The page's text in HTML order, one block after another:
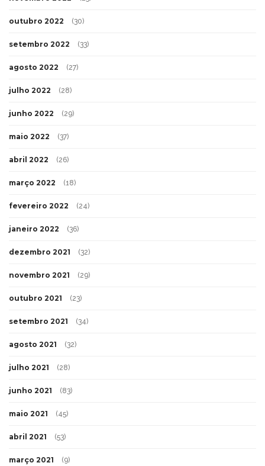
outubro 2022 (30)
setembro 2022 (33)
agosto 2022 (27)
julho 2022 (28)
junho 2022 (29)
maio 2022 (37)
abril 2022 (26)
março 2022 (18)
fevereiro 2022 (24)
janeiro 2022 (36)
dezembro 2021 (32)
novembro 2021 (29)
outubro 2021 (23)
setembro 2021 (34)
agosto 2021 (32)
julho 2021 (28)
junho 2021 (83)
maio 2021 (45)
abril 2021 (53)
março 2021 (9)